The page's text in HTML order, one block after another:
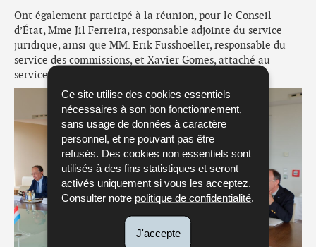
Ce site utilise des cookies essentiels
nécessaires à son bon fonctionnement,
sans usage de données à caractère
personnel, et ne pouvant pas être
refusés. Des cookies non essentiels sont
utilisés à des fins statistiques et seront
activés uniquement si vous les acceptez.
Consulter notre politique de confidentialité.
J'accepte
Ont également participé à la réunion, pour le Conseil
d’État, Mme Jil Ferreira, responsable adjointe du service
juridique, ainsi que MM. Erik Fusshoeller, responsable du
service des commissions, et Xavier Gomes, attaché au
service juridique.